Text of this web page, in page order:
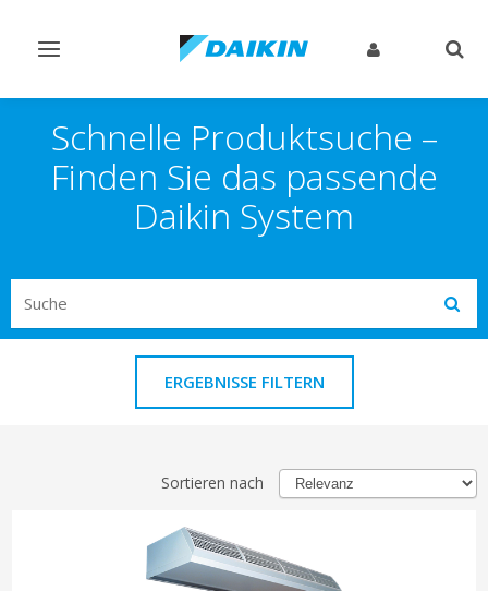
Navigation
Schnelle Produktsuche –
Finden Sie das passende
Daikin System
Search
ERGEBNISSE FILTERN
Sortieren nach